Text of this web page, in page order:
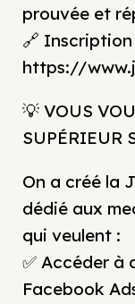
prouvée et
🔗
https://
💡 VOUS
SUPÉRIEUR
On a créé la
dédié aux
qui veulent :
✅ Accéder à
Facebook